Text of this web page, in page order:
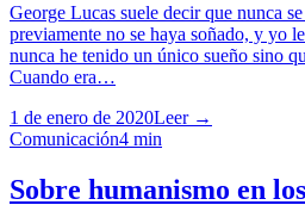
George Lucas suele decir que nunca
previamente no se haya soñado, y yo
nunca he tenido un único sueño sino
Cuando era…
1 de enero de 2020Leer →
Comunicación4 min
Sobre humanismo en